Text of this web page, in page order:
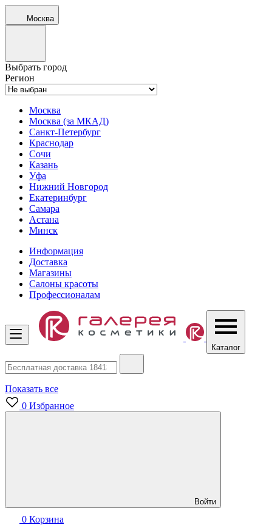
Москва
Выбрать город
Регион
Москва
Москва (за МКАД)
Санкт-Петербург
Краснодар
Сочи
Казань
Уфа
Нижний Новгород
Екатеринбург
Самара
Астана
Минск
Информация
Доставка
Магазины
Салоны красоты
Профессионалам
Каталог
Показать все
0 Избранное
Войти
0 Корзина